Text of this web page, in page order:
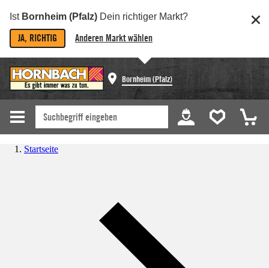
Ist Bornheim (Pfalz) Dein richtiger Markt?
JA, RICHTIG Anderen Markt wählen
Bornheim (Pfalz)
Startseite